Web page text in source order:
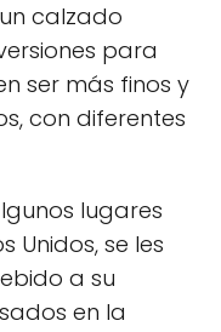
calzado
para
ser más finos y
con diferentes
lugares
Unidos, se les
a su
en la